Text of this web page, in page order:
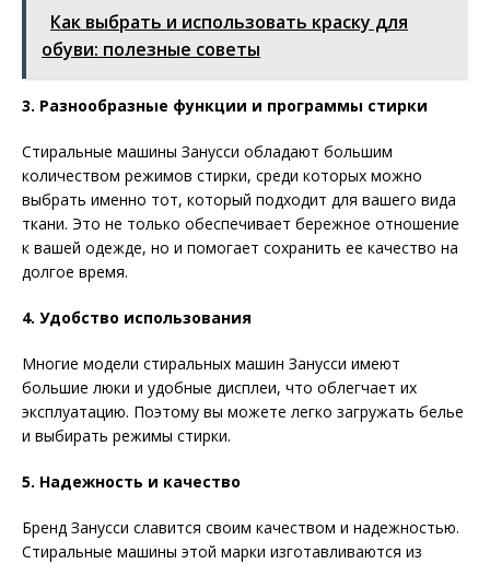
Как выбрать и использовать краску для
обуви: полезные советы
3. Разнообразные функции и программы стирки
Стиральные машины Занусси обладают большим
количеством режимов стирки, среди которых можно
выбрать именно тот, который подходит для вашего вида
ткани. Это не только обеспечивает бережное отношение
к вашей одежде, но и помогает сохранить ее качество на
долгое время.
4. Удобство использования
Многие модели стиральных машин Занусси имеют
большие люки и удобные дисплеи, что облегчает их
эксплуатацию. Поэтому вы можете легко загружать белье
и выбирать режимы стирки.
5. Надежность и качество
Бренд Занусси славится своим качеством и надежностью.
Стиральные машины этой марки изготавливаются из